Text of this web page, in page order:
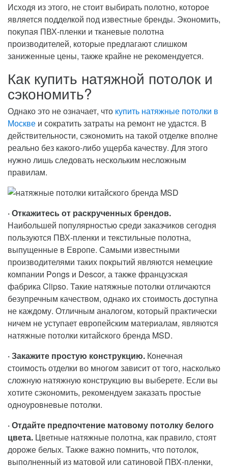
Исходя из этого, не стоит выбирать полотно, которое
является подделкой под известные бренды. Экономить,
покупая ПВХ-пленки и тканевые полотна
производителей, которые предлагают слишком
заниженные цены, также крайне не рекомендуется.
Как купить натяжной потолок и
сэкономить?
Однако это не означает, что купить натяжные потолки в
Москве и сократить затраты на ремонт не удастся. В
действительности, сэкономить на такой отделке вполне
реально без какого-либо ущерба качеству. Для этого
нужно лишь следовать нескольким несложным
правилам.
· Откажитесь от раскрученных брендов.
Наибольшей популярностью среди заказчиков сегодня
пользуются ПВХ-пленки и текстильные полотна,
выпущенные в Европе. Самыми известными
производителями таких покрытий являются немецкие
компании Pongs и Descor, а также французская
фабрика Clipso. Такие натяжные потолки отличаются
безупречным качеством, однако их стоимость доступна
не каждому. Отличным аналогом, который практически
ничем не уступает европейским материалам, являются
натяжные потолки китайского бренда MSD.
· Закажите простую конструкцию. Конечная
стоимость отделки во многом зависит от того, насколько
сложную натяжную конструкцию вы выберете. Если вы
хотите сэкономить, рекомендуем заказать простые
одноуровневые потолки.
· Отдайте предпочтение матовому потолку белого
цвета. Цветные натяжные полотна, как правило, стоят
дороже белых. Также важно помнить, что потолок,
выполненный из матовой или сатиновой ПВХ-пленки,